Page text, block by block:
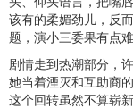
该有的柔媚劲儿，反
题，演小三委果有点难
剧情走到热潮部分，
她当着湮灭和互助商
这个回转虽然不算崭